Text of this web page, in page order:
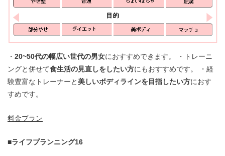
・ 20~50代の幅広い世代の男女におすすめできます。 ・トレーニ
ングと併せて食生活の見直しをしたい方にもおすすめです。 ・経
験豊富なトレーナーと美しいボディラインを目指したい方におす
すめです。
料金プラン
■ライフプランニング16